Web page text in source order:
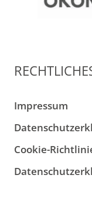
Impressum
Cookie-